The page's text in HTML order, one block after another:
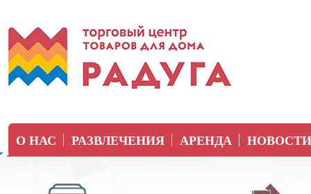
О НАС РАЗВЛЕЧЕНИЯ АРЕНДА НОВОСТИ